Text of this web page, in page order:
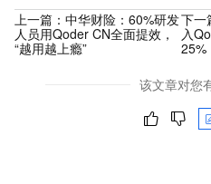
上一篇： 中华财险：60%研发
人员用Qoder CN全面提效，
“越用越上瘾”
下一
入
25%
该文章对您